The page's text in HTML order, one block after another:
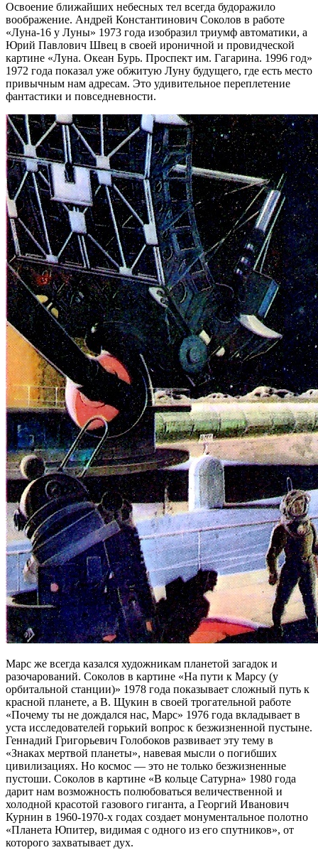
Освоение ближайших небесных тел всегда будоражило
воображение. Андрей Константинович Соколов в работе
«Луна-16 у Луны» 1973 года изобразил триумф автоматики, а
Юрий Павлович Швец в своей ироничной и провидческой
картине «Луна. Океан Бурь. Проспект им. Гагарина. 1996 год»
1972 года показал уже обжитую Луну будущего, где есть место
привычным нам адресам. Это удивительное переплетение
фантастики и повседневности.
Марс же всегда казался художникам планетой загадок и
разочарований. Соколов в картине «На пути к Марсу (у
орбитальной станции)» 1978 года показывает сложный путь к
красной планете, а В. Щукин в своей трогательной работе
«Почему ты не дождался нас, Марс» 1976 года вкладывает в
уста исследователей горький вопрос к безжизненной пустыне.
Геннадий Григорьевич Голобоков развивает эту тему в
«Знаках мертвой планеты», навевая мысли о погибших
цивилизациях. Но космос — это не только безжизненные
пустоши. Соколов в картине «В кольце Сатурна» 1980 года
дарит нам возможность полюбоваться величественной и
холодной красотой газового гиганта, а Георгий Иванович
Курнин в 1960-1970-х годах создает монументальное полотно
«Планета Юпитер, видимая с одного из его спутников», от
которого захватывает дух.